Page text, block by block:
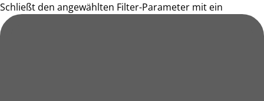
Schließt den angewählten Filter-Parameter mit ein